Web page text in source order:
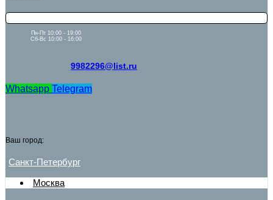
Пн-Пт 10:00 - 19:00
Сб-Вс 10:00 - 16:00
9982296@list.ru
Whatsapp Telegram
Ваш город:
Санкт-Петербург
Москва